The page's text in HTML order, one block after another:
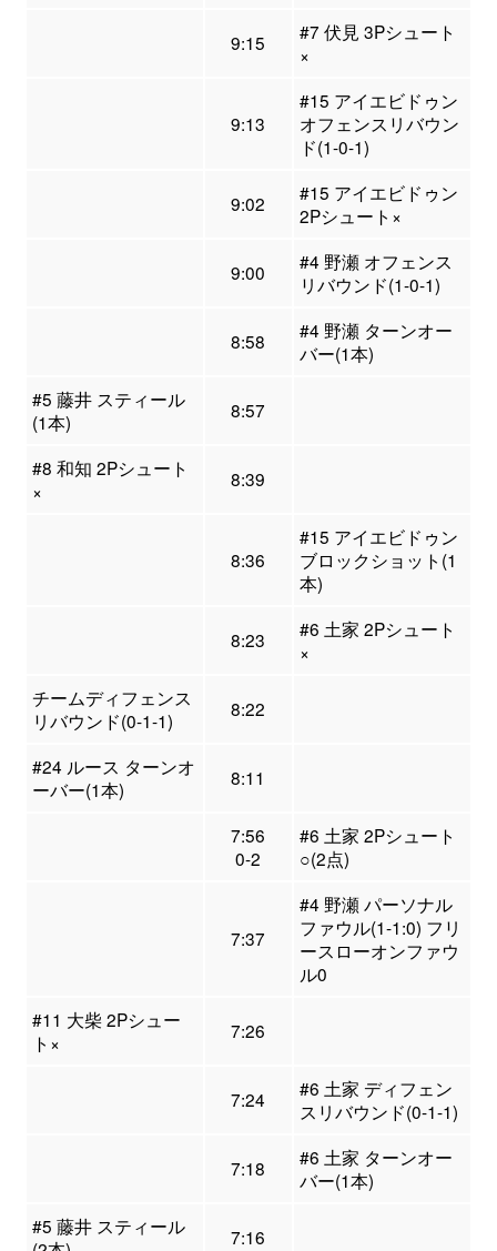
9:15
#7 伏見 3Pシュート
×
9:13
#15 アイエビドゥン
オフェンスリバウン
ド(1-0-1)
9:02
#15 アイエビドゥン
2Pシュート×
9:00
#4 野瀬 オフェンス
リバウンド(1-0-1)
8:58
#4 野瀬 ターンオー
バー(1本)
#5 藤井 スティール
(1本)
8:57
#8 和知 2Pシュート
×
8:39
8:36
#15 アイエビドゥン
ブロックショット(1
本)
8:23
#6 土家 2Pシュート
×
チームディフェンス
リバウンド(0-1-1)
8:22
#24 ルース ターンオ
ーバー(1本)
8:11
7:56
0-2
#6 土家 2Pシュート
○(2点)
7:37
#4 野瀬 パーソナル
ファウル(1-1:0) フリ
ースローオンファウ
ル0
#11 大柴 2Pシュー
ト×
7:26
7:24
#6 土家 ディフェン
スリバウンド(0-1-1)
7:18
#6 土家 ターンオー
バー(1本)
#5 藤井 スティール
7:16